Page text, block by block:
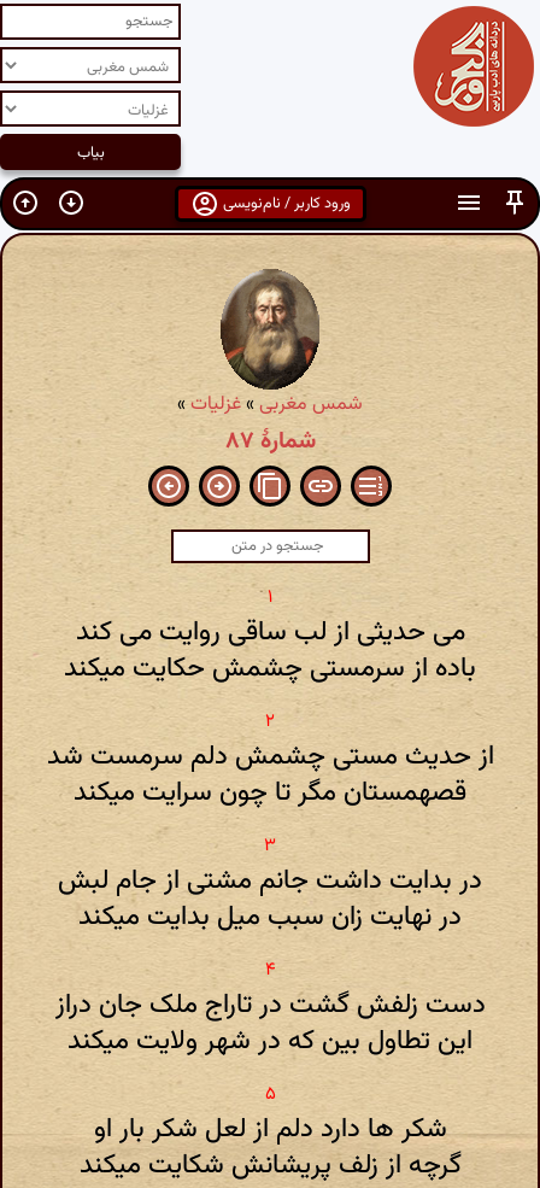
ورود کاربر / نام‌نویسی
شمس مغربی»غزلیات »
شمارهٔ ۸۷
می حدیثی از لب ساقی روایت می کند
باده از سرمستی چشمش حکایت میکند
از حدیث مستی چشمش دلم سرمست شد
قصهمستان مگر تا چون سرایت میکند
در بدایت داشت جانم مشتی از جام لبش
در نهایت زان سبب میل بدایت میکند
دست زلفش گشت در تاراج ملک جان دراز
این تطاول بین که در شهر ولایت میکند
شکر ها دارد دلم از لعل شکر بار او
گرچه از زلف پریشانش شکایت میکند